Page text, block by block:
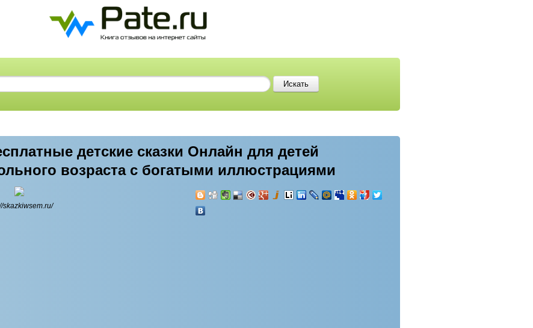
детские сказки Онлайн для детей
возраста с богатыми иллюстрациями
skazkiwsem.ru/